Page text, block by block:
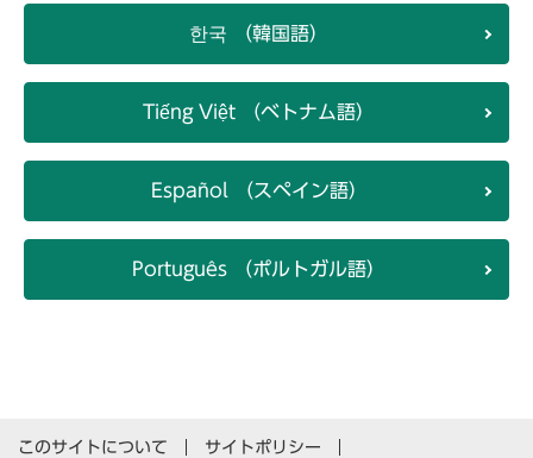
한국 （韓国語）
Tiếng Việt （ベトナム語）
Español （スペイン語）
Português （ポルトガル語）
このサイトについて
サイトポリシー